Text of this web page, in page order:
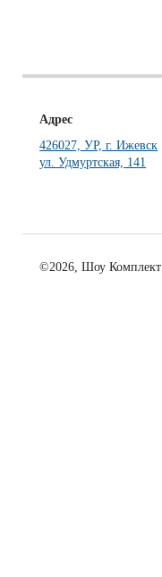
Адрес
426027, УР, г. Ижевск
ул. Удмуртская, 141
©2026, Шоу Комплект